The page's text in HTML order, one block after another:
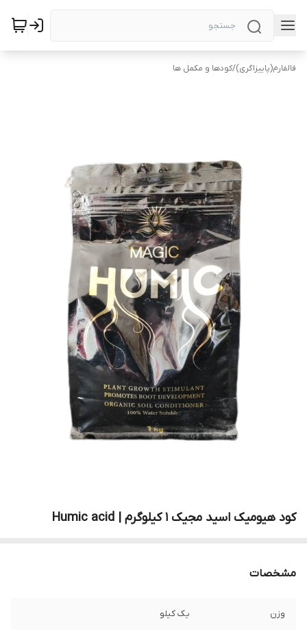
فالفارم(پاییزاگری)/کودها و مکمل ها
کود هیومیک اسید مجیک 1 کیلوگرم | Humic acid
مشخصات
وزن یک کیلو